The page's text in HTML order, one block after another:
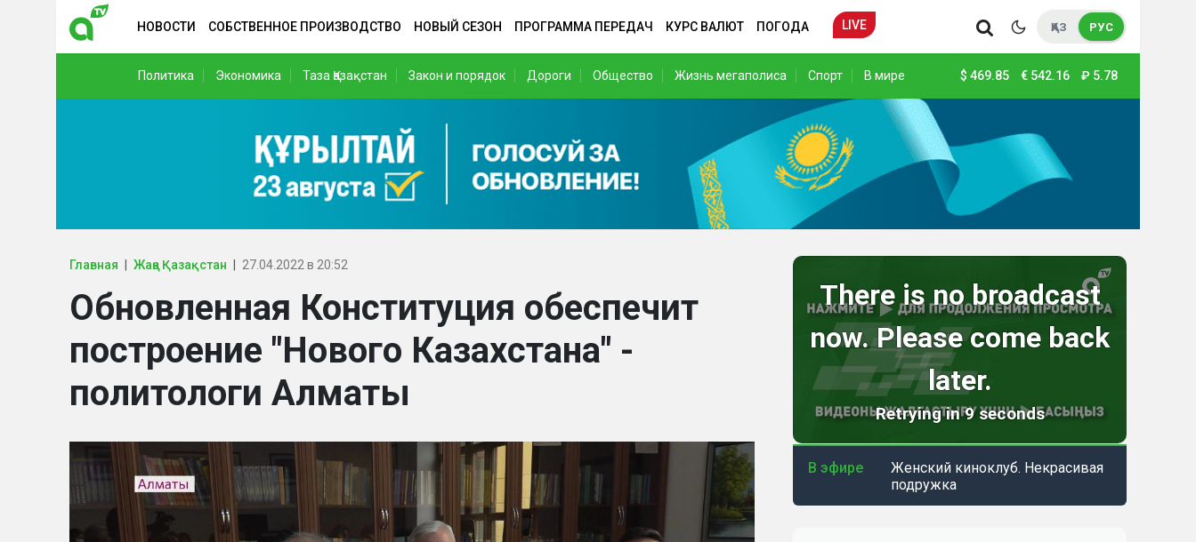
НОВОСТИ СОБСТВЕННОЕ ПРОИЗВОДСТВО НОВЫЙ СЕЗОН ПРОГРАММА ПЕРЕДАЧ КУРС ВАЛЮТ ПОГОДА LIVE ҚАЗ РУС
Политика Экономика Таза Қазақстан Закон и порядок Дороги Общество Жизнь мегаполиса Спорт В мире $ 469.85 € 542.16 ₽ 5.78
Главная Жаңа Қазақстан 27.04.2022 в 20:52
Обновленная Конституция обеспечит
построение "Нового Казахстана" -
политологи Алматы
В эфире
Женский киноклуб. Некрасивая
подружка